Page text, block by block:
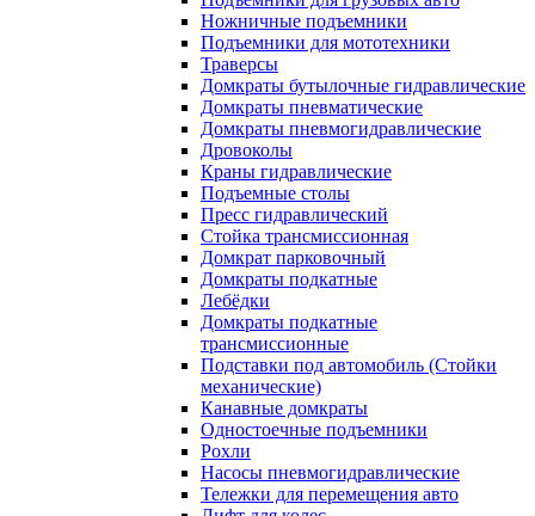
Ножничные подъемники
Подъемники для мототехники
Траверсы
Домкраты бутылочные гидравлические
Домкраты пневматические
Домкраты пневмогидравлические
Дровоколы
Краны гидравлические
Подъемные столы
Пресс гидравлический
Стойка трансмиссионная
Домкрат парковочный
Домкраты подкатные
Лебёдки
Домкраты подкатные
трансмиссионные
Подставки под автомобиль (Стойки
механические)
Канавные домкраты
Одностоечные подъемники
Рохли
Насосы пневмогидравлические
Тележки для перемещения авто